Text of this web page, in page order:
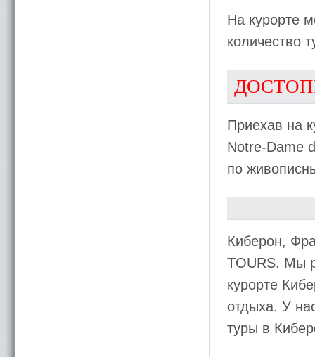
На курорте
количество
Приехав на
Notre-Dame
по
Киберон,
TOURS. Мы
курорте
отдыха. У
туры в